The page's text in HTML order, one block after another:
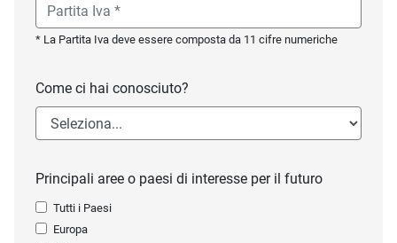
* La Partita Iva deve essere composta da 11 cifre numeriche
Come ci hai conosciuto?
Principali aree o paesi di interesse per il futuro
Tutti i Paesi
Europa